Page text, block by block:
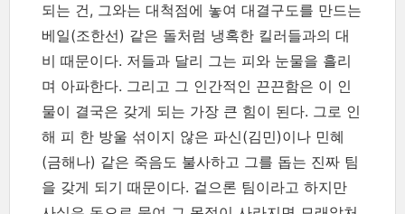
되는 건, 그와는 대척점에 놓여 대결구도를 만드는
베일(조한선) 같은 돌처럼 냉혹한 킬러들과의 대
비 때문이다. 저들과 달리 그는 피와 눈물을 흘리
며 아파한다. 그리고 그 인간적인 끈끈함은 이 인
물이 결국은 갖게 되는 가장 큰 힘이 된다. 그로 인
해 피 한 방울 섞이지 않은 파신(김민)이나 민혜
(금해나) 같은 죽음도 불사하고 그를 돕는 진짜 팀
을 갖게 되기 때문이다. 겉으론 팀이라고 하지만